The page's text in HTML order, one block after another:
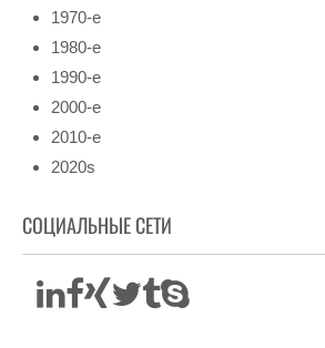
1970-е
1980-е
1990-е
2000-е
2010-е
2020s
СОЦИАЛЬНЫЕ СЕТИ